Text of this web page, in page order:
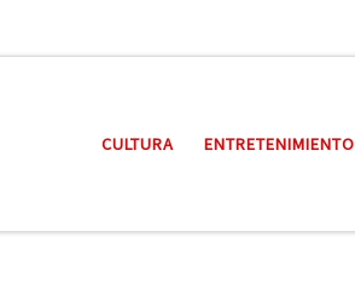
CULTURA ENTRETENIMIENTO